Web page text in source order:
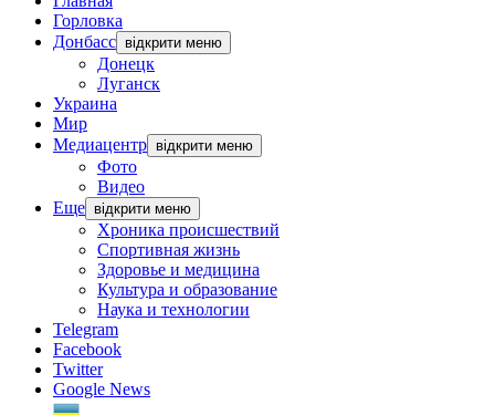
Горловка
Донбасс відкрити меню
Донецк
Луганск
Украина
Мир
Медиацентр відкрити меню
Фото
Видео
Еще відкрити меню
Хроника происшествий
Спортивная жизнь
Здоровье и медицина
Культура и образование
Наука и технологии
Telegram
Facebook
Twitter
Google News